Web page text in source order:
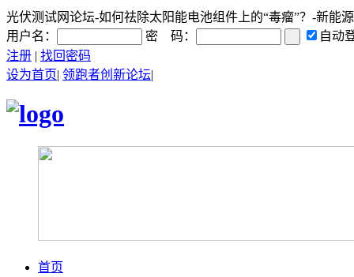
光伏测试网论坛-如何祛除太阳能电池组件上的“毒瘤”？-新能
用户名：
密 码：
自动
注册 | 找回密码
设为首页| 领跑者创新论坛|
首页